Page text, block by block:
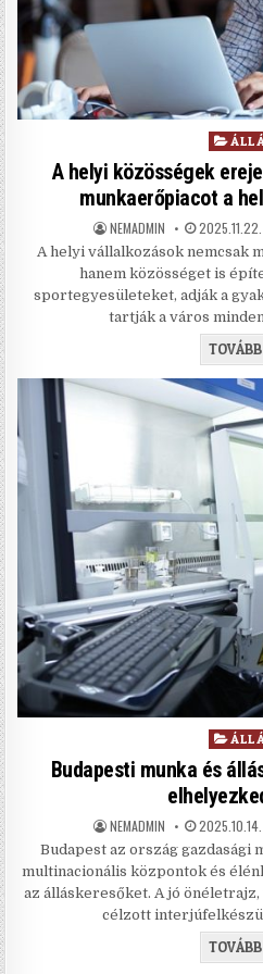
Posted
A helyi közösségek
munkaerőpiacot a
AUTHOR:
NEMADMIN PUBLISHED
2025.11.22.
A helyi vállalkozások nemcsak
hanem közösséget is
sportegyesületeket, adják a
tartják a város
TOVÁBB
Posted
Budapesti munka és
AUTHOR:
NEMADMIN PUBLISHED
2025.10.14.
Budapest az ország gazdasági
multinacionális központok és
az álláskeresőket. A jó
célzott
TOVÁBB